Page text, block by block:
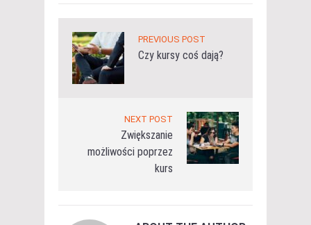
PREVIOUS POST
Czy kursy coś dają?
NEXT POST
Zwiększanie
możliwości poprzez
kurs